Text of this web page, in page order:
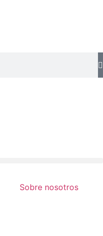
Sobre nosotros